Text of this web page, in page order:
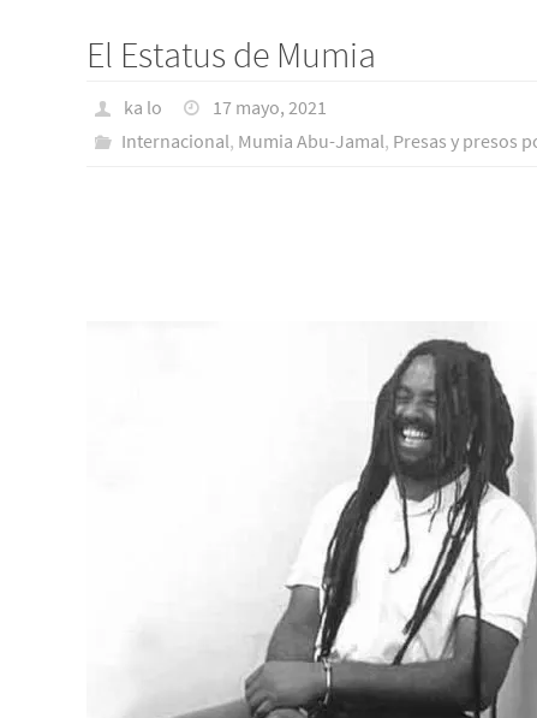
El Estatus de Mumia
ka lo
17 mayo, 2021
Internacional, Mumia Abu-Jamal, Presas y presos